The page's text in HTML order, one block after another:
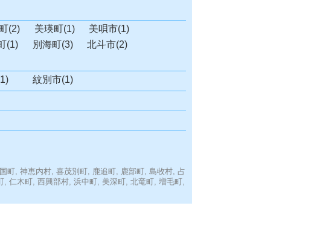
(2) 美瑛町(1)
美唄市(1)
(1) 別海町(3)
北斗市(2)
紋別市(1)
町, 神恵内村, 喜茂別町, 鹿追町, 鹿部町, 島牧村, 占
, 仁木町, 西興部村, 浜中町, 美深町, 北竜町, 増毛町,